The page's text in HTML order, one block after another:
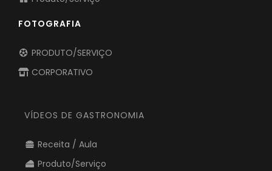
FOTOGRAFIA
PRODUTO/SERVIÇO
CORPORATIVO
VÍDEOS DE GASTRONOMIA
Receita / Aula
Produto/Serviço